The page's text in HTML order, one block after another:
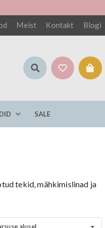
Meist Kontakt Blogi
SALE
tekid, mähkimislinad ja